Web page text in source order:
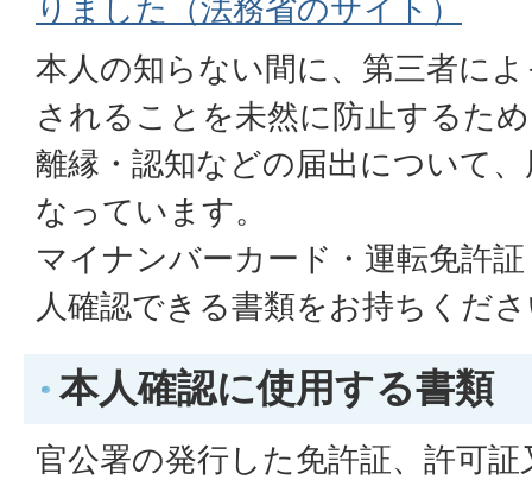
りました（法務省のサイト）
本人の知らない間に、第三者に
されることを未然に防止するた
離縁・認知などの届出について
なっています。
マイナンバーカード・運転免許
人確認できる書類をお持ちくだ
本人確認に使用する書類
官公署の発行した免許証、許可